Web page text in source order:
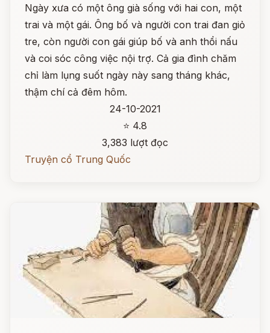
Ngày xưa có một ông già sống với hai con, một
trai và một gái. Ông bố và người con trai đan giỏ
tre, còn người con gái giúp bố và anh thổi nấu
và coi sóc công việc nội trợ. Cả gia đình chăm
chỉ làm lụng suốt ngày này sang tháng khác,
thậm chí cả đêm hôm.
24-10-2021
⭐ 4.8
3,383 lượt đọc
Truyện cổ Trung Quốc